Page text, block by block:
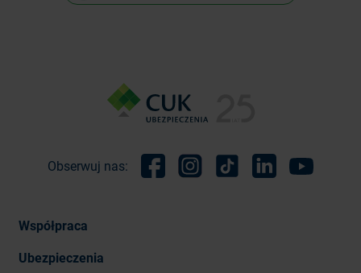
Obserwuj nas:
Współpraca
Ubezpieczenia